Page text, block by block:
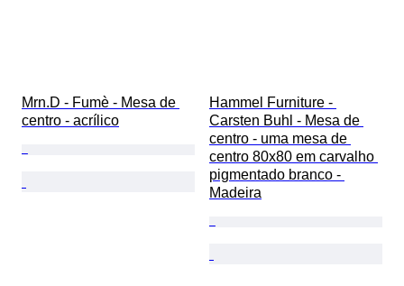
Mrn.D - Fumè - Mesa de
centro - acrílico
Hammel Furniture -
Carsten Buhl - Mesa de
centro - uma mesa de
centro 80x80 em carvalho
pigmentado branco -
Madeira